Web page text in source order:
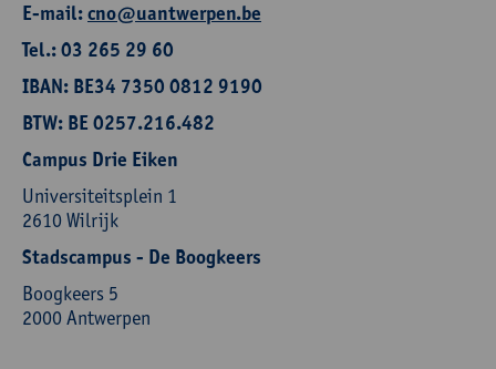
E-mail:cno@uantwerpen.be
Tel.: 03 265 29 60
IBAN: BE34 7350 0812 9190
BTW: BE 0257.216.482
Campus Drie Eiken
Universiteitsplein 1
2610 Wilrijk
Stadscampus - De Boogkeers
Boogkeers 5
2000 Antwerpen